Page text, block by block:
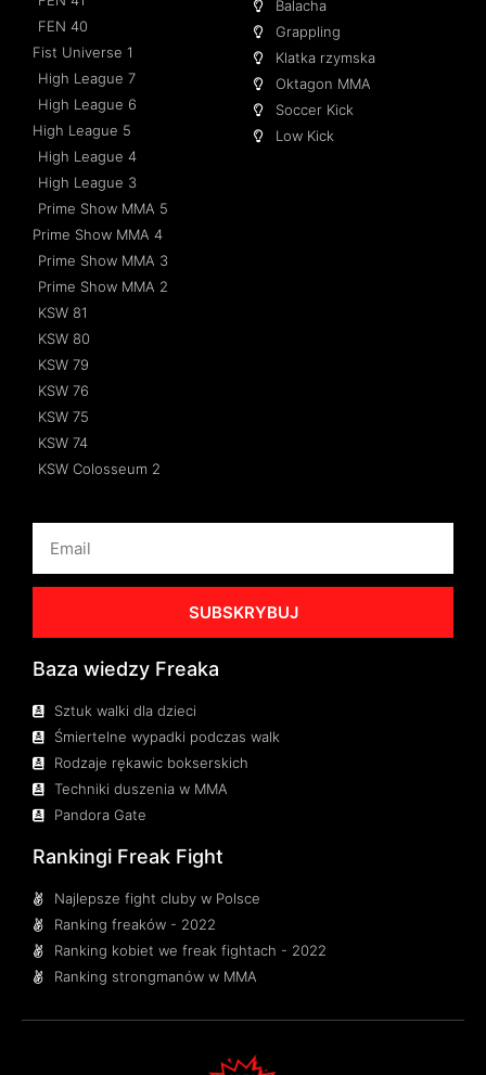
FEN 40
Fist Universe 1
High League 7
High League 6
High League 5
High League 4
High League 3
Prime Show MMA 5
Prime Show MMA 4
Prime Show MMA 3
Prime Show MMA 2
KSW 81
KSW 80
KSW 79
KSW 76
KSW 75
KSW 74
KSW Colosseum 2
Balacha
Grappling
Klatka rzymska
Oktagon MMA
Soccer Kick
Low Kick
SUBSKRYBUJ
Baza wiedzy Freaka
Sztuk walki dla dzieci
Śmiertelne wypadki podczas walk
Rodzaje rękawic bokserskich
Techniki duszenia w MMA
Pandora Gate
Rankingi Freak Fight
Najlepsze fight cluby w Polsce
Ranking freaków - 2022
Ranking kobiet we freak fightach - 2022
Ranking strongmanów w MMA